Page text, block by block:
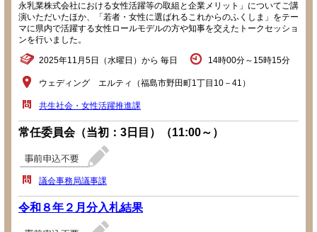
永乳業株式会社における女性活躍等の取組と企業メリット」についてご講
演いただいたほか、「若者・女性に選ばれるこれからのふくしま」をテー
マに県内で活躍する女性ロールモデルの方や知事を交えたトークセッショ
ンを行いました。
2025年11月5日（水曜日）から 毎日 14時00分～15時15分
ウェディング エルティ（福島市野田町1丁目10－41）
共生社会・女性活躍推進課
常任委員会（当初：3日目）（11:00～）
議会事務局議事課
令和８年２月分入札結果